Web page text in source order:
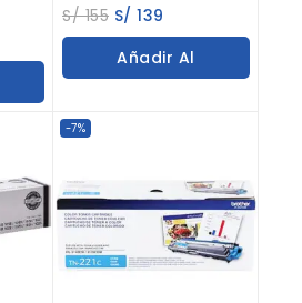
0
out
of
S/155 S/ 139
Añadir Al
-7%